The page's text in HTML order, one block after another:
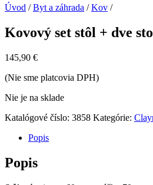
Úvod /Byt a záhrada /Kov /
Kovový set stôl + dve
145,90 €
(Nie sme platcovia DPH)
Nie je na sklade
Katalógové číslo: 3858 Kategórie:
Popis
Popis